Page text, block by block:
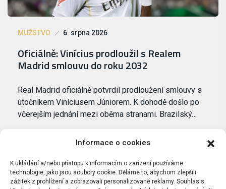
Informace o cookies
K ukládání a/nebo přístupu k informacím o zařízení používáme
technologie, jako jsou soubory cookie. Děláme to, abychom zlepšili
zážitek z prohlížení a zobrazovali personalizované reklamy. Souhlas s
MUŽSTVO 6. srpna 2026
Oficiálně: Vinícius prodloužil s Realem
Madrid smlouvu do roku 2032
Real Madrid oficiálně potvrdil prodloužení smlouvy s
útočníkem Viníciusem Júniorem. K dohodě došlo po
včerejším jednání mezi oběma stranami. Brazilský…